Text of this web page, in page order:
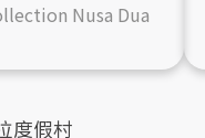
Nusa Dua
度假村